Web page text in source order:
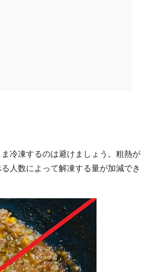
冷凍するのは避けましょう。粗熱が
人数によって解凍する量が加減でき